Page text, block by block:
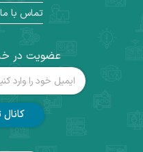
عضویت در
کانال
تماس با ما